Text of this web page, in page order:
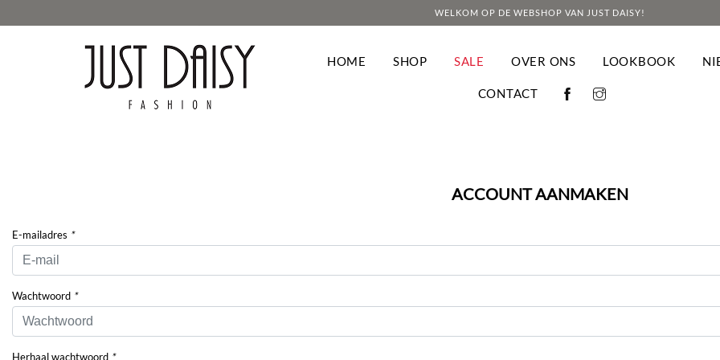
WELKOM OP DE WEBSHOP VAN JUST DAISY!
HOME SHOP SALE OVER ONS LOOKBOOK
CONTACT
ACCOUNT AANMAKEN
E-mailadres *
Wachtwoord *
Herhaal wachtwoord *
browser opgeslagen, omdat ze essentieel zijn voor de werking van de website. We
te melden voor deze cookies. Het afmelden voor sommige van deze cookies kan echter
COOKIES ACCEPTEREN & VERDER